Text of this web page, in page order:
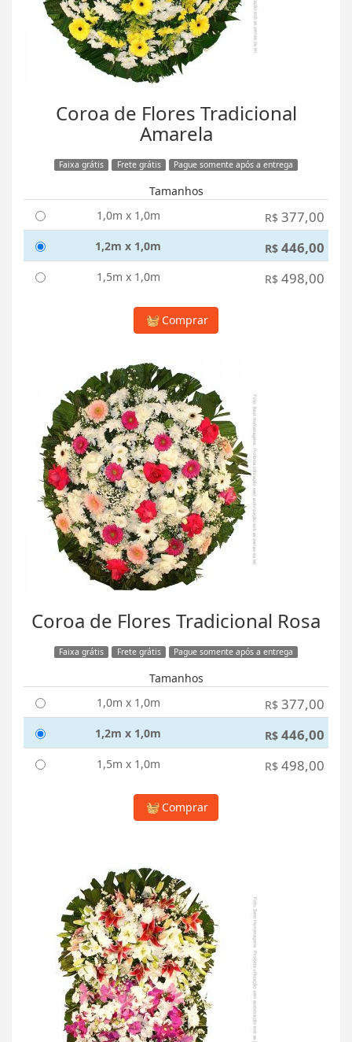
Coroa de Flores Tradicional
Amarela
Faixa grátis Frete grátis Pague somente após a entrega
Tamanhos
1,0m x 1,0m
R$ 377,00
1,2m x 1,0m R$ 446,00
1,5m x 1,0m R$ 498,00
Comprar
Coroa de Flores Tradicional Rosa
Faixa grátis Frete grátis Pague somente após a entrega
Tamanhos
1,0m x 1,0m
R$ 377,00
1,2m x 1,0m R$ 446,00
1,5m x 1,0m R$ 498,00
Comprar